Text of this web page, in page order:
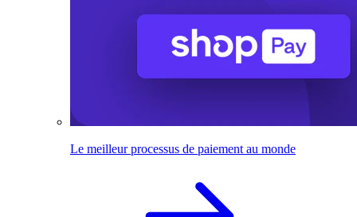
Le meilleur processus de paiement au monde